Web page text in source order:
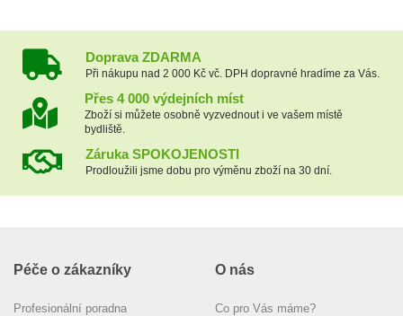
Doprava ZDARMA
Při nákupu nad 2 000 Kč vč. DPH dopravné hradíme za Vás.
Přes 4 000 výdejních míst
Zboží si můžete osobně vyzvednout i ve vašem místě
bydliště.
Záruka SPOKOJENOSTI
Prodloužili jsme dobu pro výměnu zboží na 30 dní.
Péče o zákazníky
Profesionální poradna
O nás
Co pro Vás máme?